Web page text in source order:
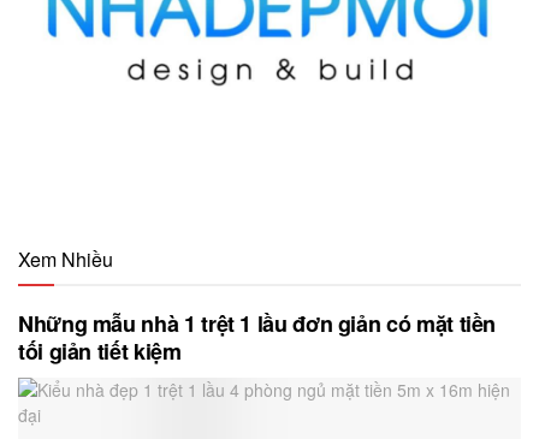
Xem Nhiều
Những mẫu nhà 1 trệt 1 lầu đơn giản có mặt tiền
tối giản tiết kiệm